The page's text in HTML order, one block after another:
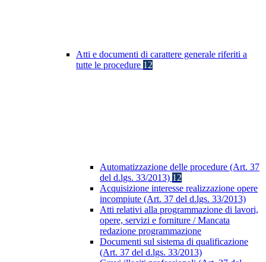
Atti e documenti di carattere generale riferiti a
tutte le procedure 12
Automatizzazione delle procedure (Art. 37
del d.lgs. 33/2013) 12
Acquisizione interesse realizzazione opere
incompiute (Art. 37 del d.lgs. 33/2013)
Atti relativi alla programmazione di lavori,
opere, servizi e forniture / Mancata
redazione programmazione
Documenti sul sistema di qualificazione
(Art. 37 del d.lgs. 33/2013)